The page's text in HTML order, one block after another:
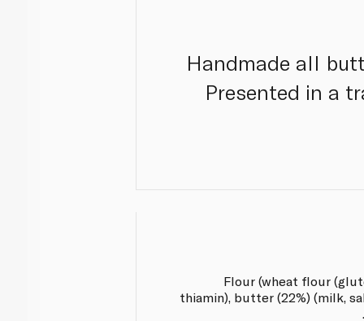
Handmade all
Presented in a
Flour (wheat flour
thiamin), butter (22%) (milk,